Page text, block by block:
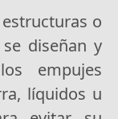
o
diseñan y
empujes
líquidos u